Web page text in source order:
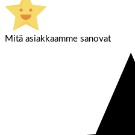
Mitä asiakkaamme sanovat